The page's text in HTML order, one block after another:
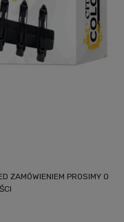
ZAMÓWIENIEM PROSIMY O